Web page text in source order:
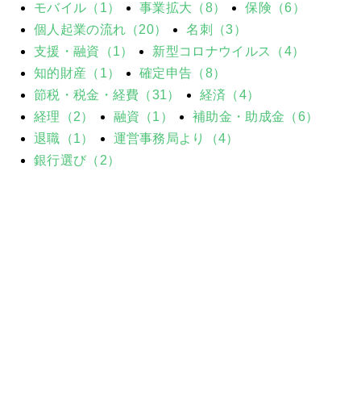
モバイル（1）
事業拡大（8）
保険（6）
個人起業の流れ（20）
名刺（3）
支援・融資（1）
新型コロナウイルス（4）
知的財産（1）
確定申告（8）
節税・税金・経費（31）
経済（4）
経理（2）
融資（1）
補助金・助成金（6）
退職（1）
運営事務局より（4）
銀行選び（2）